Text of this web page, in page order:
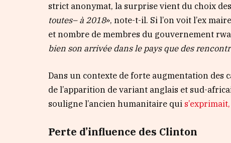
strict anonymat, la surprise vient du choix
toutes–à 2018», note-t-il. Si l’on voit l’ex
et nombre de membres du gouvernement
bien son arrivée dans le pays quedes
Dans un contexte de forte augmentation des
de l’apparition de variant anglais et sud-
souligne l’ancien humanitaire qui
Perte d’influence des Clinton